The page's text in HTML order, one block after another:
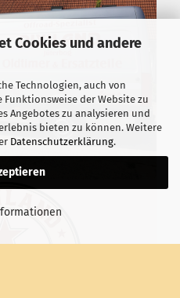
Cookies und andere
Technologien, auch von
der Website zu
Angebotes zu analysieren und
bieten zu können. Weitere
Datenschutzerklärung.